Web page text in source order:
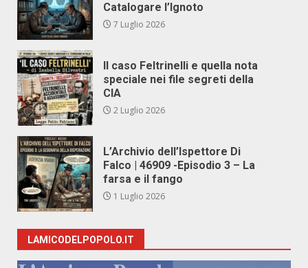
Catalogare l’Ignoto
7 Luglio 2026
Il caso Feltrinelli e quella nota
speciale nei file segreti della
CIA
2 Luglio 2026
L’Archivio dell’Ispettore Di
Falco | 46909 -Episodio 3 – La
farsa e il fango
1 Luglio 2026
LAMICODELPOPOLO.IT